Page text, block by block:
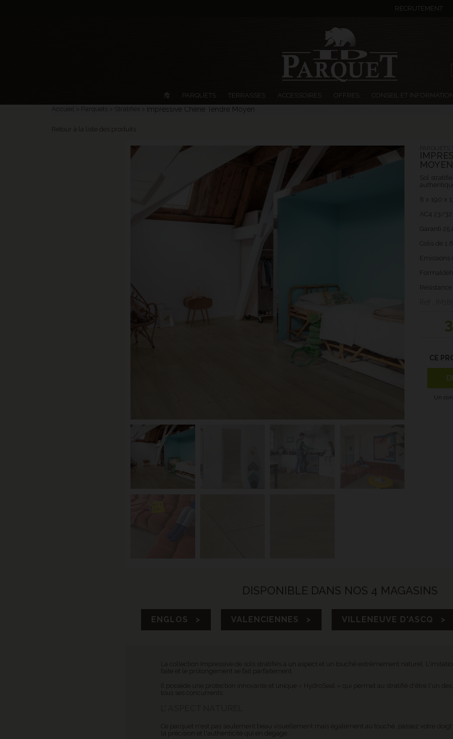
Accueil Parquets Stratifiés Impressive Chêne Tendre Moyen
Retour à la liste des produits
MOYEN
Sol
8 x 190 x
AC4 23/32
Garanti 25
Colis de
Emissions
CE
Un
DISPONIBLE DANS NOS 4 MAGASINS
ENGLOS > VALENCIENNES > VILLENEUVE D'ASCQ >
La collection Impressive de sols stratifiés a un aspect et un touché extrêmement naturel.
faite et le prolongement se fait parfaitement.
Il possède une protection innovante et unique « HydroSeal » qui permet au stratifié d'être l'un des
tous ses concurrents.
Ce parquet n'est pas seulement beau visuellement mais également au touché, passez votre doigt
la précision et l'authenticité qui en dégage.
RECRUTEMENT
PARQUETS TERRASSES ACCESSOIRES OFFRES CONSEIL ET